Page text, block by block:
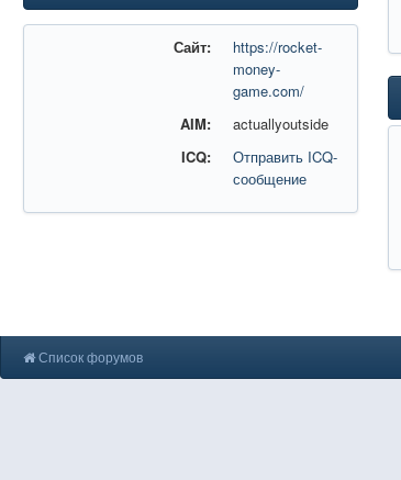
Сайт:
https://rocket-
money-
game.com/
AIM:
actuallyoutside
ICQ:
Отправить ICQ-
сообщение
Список форумов